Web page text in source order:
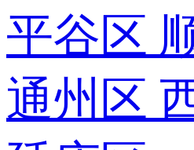
平谷区
通州区